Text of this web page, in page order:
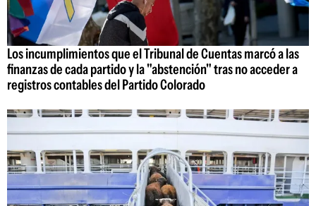
Los incumplimientos que el Tribunal de Cuentas marcó a las
finanzas de cada partido y la "abstención" tras no acceder a
registros contables del Partido Colorado